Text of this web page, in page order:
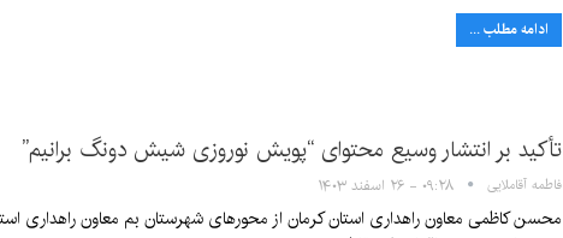
ادامه مطلب ...
تأکید بر انتشار وسیع محتوای “پویش نوروزی شیش دونگ برانیم”
فاطمه آقاملایی ۰۹:۲۸ - ۲۶ اسفند ۱۴۰۳
محسن کاظمی معاون راهداری استان کرمان از محورهای شهرستان بم معاون راهداری